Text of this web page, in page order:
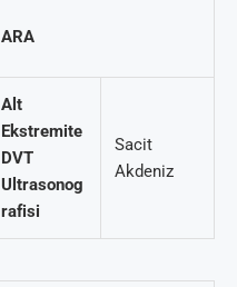
ARA
Alt
Ekstremite
DVT
Ultrasonog
rafisi
Sacit
Akdeniz